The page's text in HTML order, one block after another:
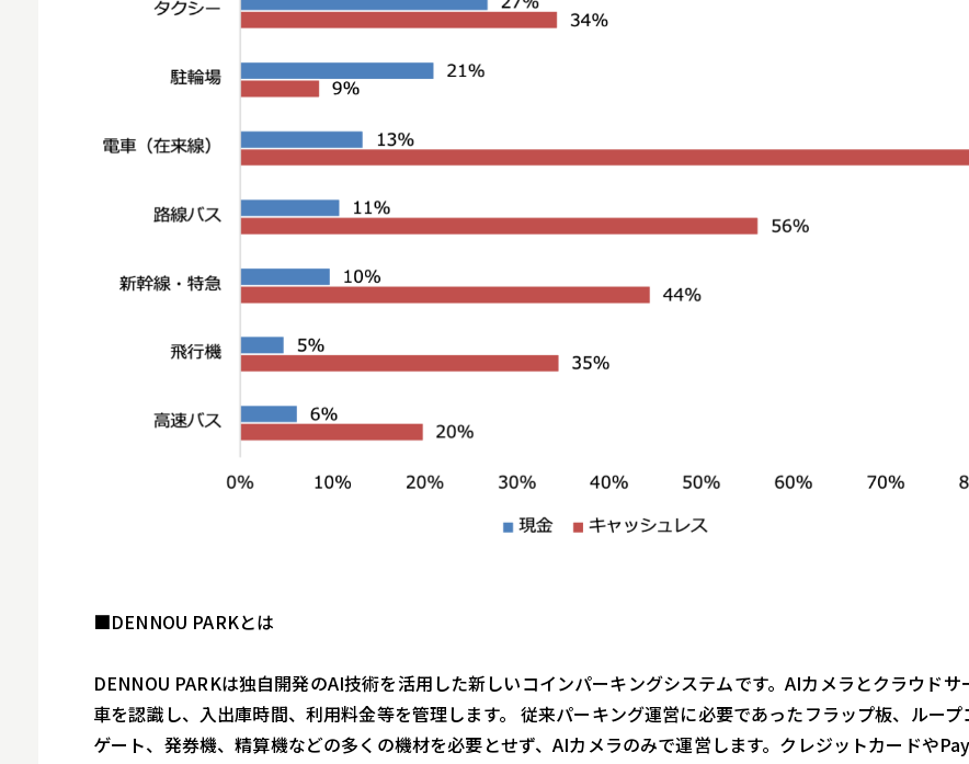
■DENNOU PARKとは
DENNOU PARKは独自開発のAI技術を活用した新しいコインパーキングシステムです。AIカメラとクラウドサ
車を認識し、入出庫時間、利用料金等を管理します。 従来パーキング運営に必要であったフラップ板、ループ
ゲート、発券機、精算機などの多くの機材を必要とせず、AIカメラのみで運営します。クレジットカードや